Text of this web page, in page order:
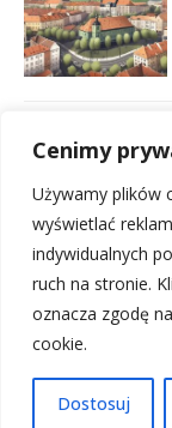
Cenimy
Używamy plików
wyświetlać
indywidualnych
ruch na stronie.
oznacza zgodę
cookie.
Dostosuj
Kontakt